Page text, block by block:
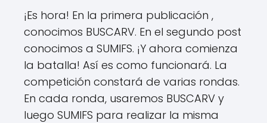
¡Es hora! En la primera publicación ,
conocimos BUSCARV. En el segundo post
conocimos a SUMIFS. ¡Y ahora comienza
la batalla! Así es como funcionará. La
competición constará de varias rondas.
En cada ronda, usaremos BUSCARV y
luego SUMIFS para realizar la misma